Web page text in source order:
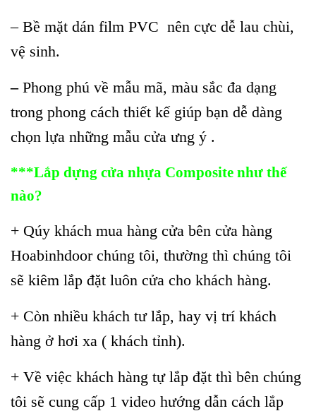
– Bề mặt dán film PVC nên cực dễ lau chùi,
vệ sinh.
– Phong phú về mẫu mã, màu sắc đa dạng
trong phong cách thiết kế giúp bạn dễ dàng
chọn lựa những mẫu cửa ưng ý .
***Lắp dựng cửa nhựa Composite như thế
nào?
+ Qúy khách mua hàng cửa bên cửa hàng
Hoabinhdoor chúng tôi, thường thì chúng tôi
sẽ kiêm lắp đặt luôn cửa cho khách hàng.
+ Còn nhiều khách tư lắp, hay vị trí khách
hàng ở hơi xa ( khách tỉnh).
+ Về việc khách hàng tự lắp đặt thì bên chúng
tôi sẽ cung cấp 1 video hướng dẫn cách lắp